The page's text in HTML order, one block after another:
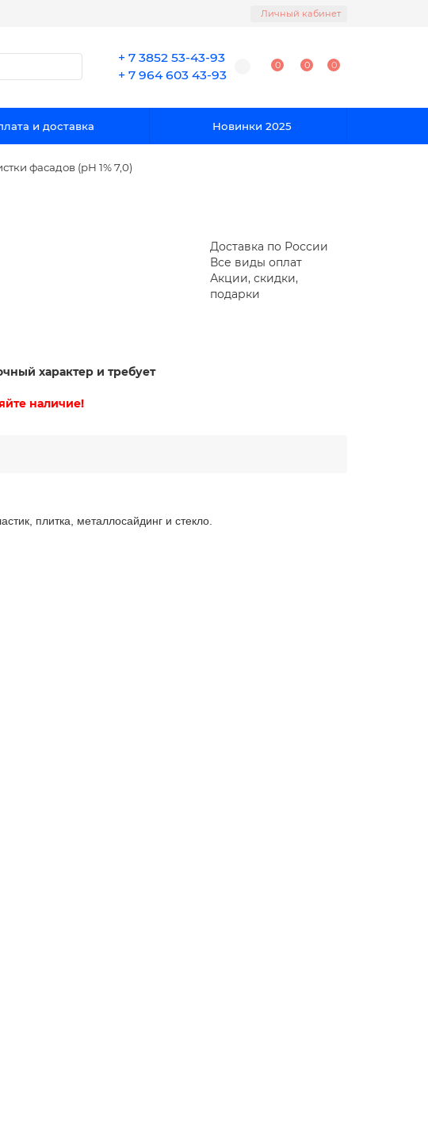
Личный кабинет
+ 7 3852 53-43-93
+ 7 964 603 43-93
0 0 0
и доставка Новинки 2025
фасадов (pH 1% 7,0)
характер и требует
наличие!
Доставка по России
Все виды оплат
Акции, скидки,
подарки
плитка, металлосайдинг и стекло.